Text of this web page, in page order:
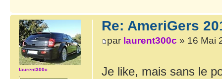
Re: AmeriGers
par laurent300c » 16 Mai
Je like, mais sans le
laurent300c